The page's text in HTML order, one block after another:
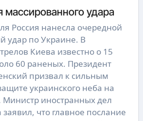
массированного удара
Россия нанесла очередной
удар по Украине. В
Киева известно о 15
60 раненых. Президент
призвал к сильным
украинского неба на
иностранных дел
что главное послание